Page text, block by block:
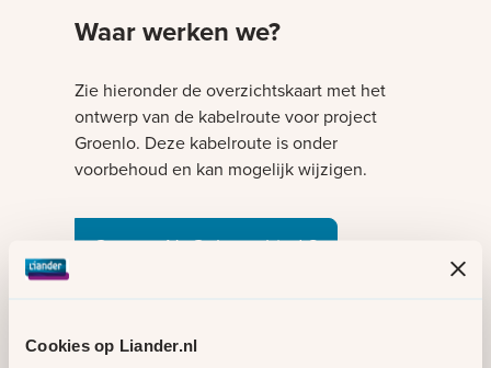
Cookies op Liander.nl
Waar werken we?
Zie hieronder de overzichtskaart met het
ontwerp van de kabelroute voor project
Groenlo. Deze kabelroute is onder
voorbehoud en kan mogelijk wijzigen.
Ga naar NuGelre gebied 3
elektriciteitshuisje eruit?